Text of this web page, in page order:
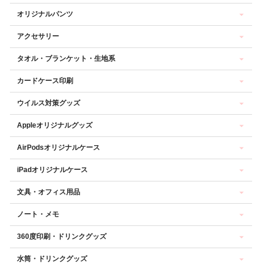
オリジナルパンツ
アクセサリー
タオル・ブランケット・生地系
カードケース印刷
ウイルス対策グッズ
Appleオリジナルグッズ
AirPodsオリジナルケース
iPadオリジナルケース
文具・オフィス用品
ノート・メモ
360度印刷・ドリンクグッズ
水筒・ドリンクグッズ